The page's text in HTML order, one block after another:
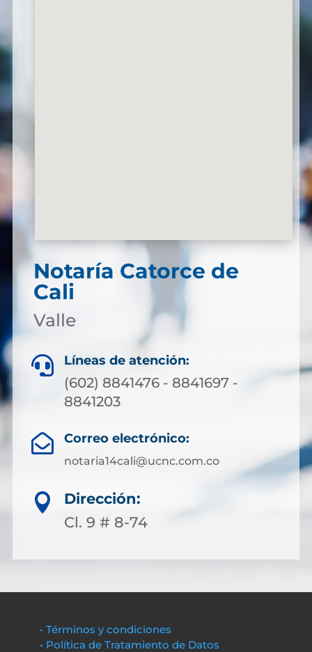
Notaría Catorce de
Cali
Valle
 Líneas de atención:
(602) 8841476 - 8841697 -
8841203
 Correo electrónico:
notaria14cali@ucnc.com.co

Dirección:
Cl. 9 # 8-74
• Términos y condiciones
• Política de Tratamiento de Datos